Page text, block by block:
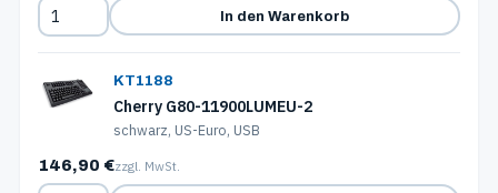
In den Warenkorb
KT1188
Cherry G80-11900LUMEU-2
schwarz, US-Euro, USB
146,90 €zzgl. MwSt.